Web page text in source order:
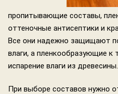
пропитывающие составы,
оттеночные антисептики и
Все они надежно защищают
влаги, а пленкообразующие
испарение влаги из древесины.
При выборе составов нужно